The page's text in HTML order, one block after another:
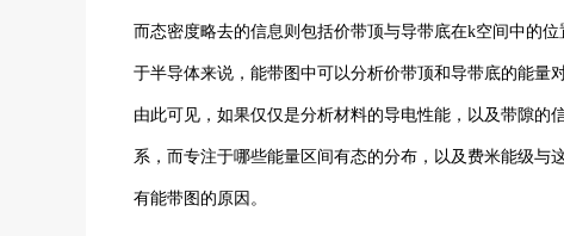
而态密度略去的信息则包括价带顶与导带底在k空间中的
于半导体来说，能带图中可以分析价带顶和导带底的能量
由此可见，如果仅仅是分析材料的导电性能，以及带隙
系，而专注于哪些能量区间有态的分布，以及费米能级
有能带图的原因。